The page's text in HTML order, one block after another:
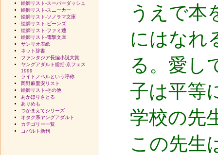
うえで本
にはなれ
る。愛し
子は平等
学校の先
この先生
絵師リスト-スーパーダッシュ
絵師リスト-スニーカー
絵師リスト-ソノラマ文庫
絵師リスト-ビーンズ
絵師リスト-ファミ通
絵師リスト-電撃文庫
サンリオ表紙
ネット辞書
ファンタジア長編小説大賞
ヤングアダルト総括-京フェス
1999
ライトノベルという呼称
岡野麻里安リスト
絵師リスト-その他
あかほりさとる
ありめも
つかまえてシリーズ
オタク系ヤングアダルト
カテゴリー一覧
コバルト新刊